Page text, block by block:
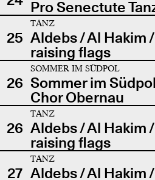
Pro Senectute
25
TANZ
Aldebs / Al Hakim
raising flags
26
SOMMER IM SÜDPOL
Sommer im
Chor Obernau
26
TANZ
Aldebs / Al Hakim
raising flags
27
TANZ
Aldebs / Al Hakim